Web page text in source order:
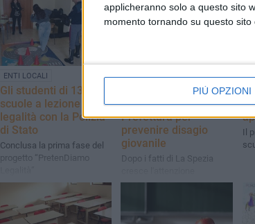
applicheranno solo a questo sito
momento tornando su questo
PIÙ OPZIONI
ENTI LOCALI
Gli studenti di 13
scuole a lezione di
legalità con la Polizia
di Stato
Conclusa la prima fase del
progetto “PretenDiamo
ENTI LOCALI
Scuole: comitato
sicurezza in
Prefettura per
prevenire disagio
giovanile
Dopo i fatti di La Spezia
Il